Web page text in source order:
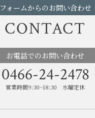
フォームからのお問い合わせ
CONTACT
お電話でのお問い合わせ
0466-24-2478
営業時間9:30~18:30 水曜定休